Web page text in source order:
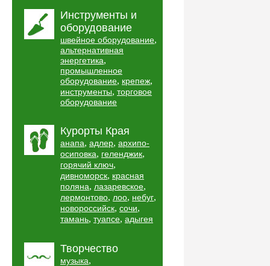
Инструменты и
оборудование
швейное оборудование,
альтернативная
энергетика,
промышленное
оборудование, крепеж,
инструменты, торговое
оборудование
Курорты Края
анапа, адлер, архипо-
осиповка, геленджик,
горячий ключ,
дивноморск, красная
поляна, лазаревское,
лермонтово, лоо, небуг,
новороссийск, сочи,
тамань, туапсе, адыгея
Творчество
музыка,